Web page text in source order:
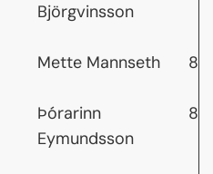
Björgvinsson
Mette Mannseth
Þórarinn
Eymundsson